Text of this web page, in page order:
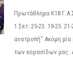
Πρωτάθλημα Κ18
1 Σετ: 25-23. 19-25.
ανατροπή" Ακόμη μία
των κορασίδων μας.